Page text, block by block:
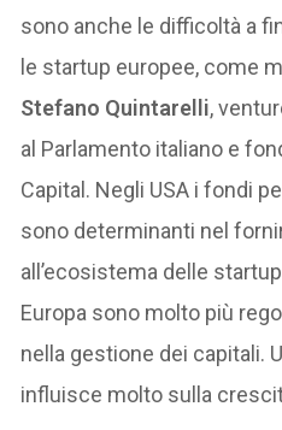
sono anche le difficoltà a
le startup europee, come
Stefano Quintarelli,
al Parlamento italiano e
Capital. Negli USA i fondi
sono determinanti nel
all’ecosistema delle
Europa sono molto più
nella gestione dei capitali.
influisce molto sulla